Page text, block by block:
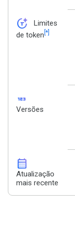
token_auto
Limites
de token [*]
123
Versões
calendar_month
Atualização
mais recente